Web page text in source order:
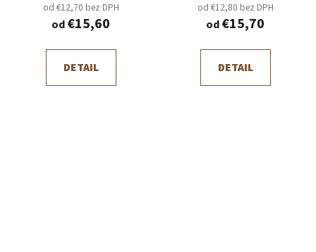
od €12,70 bez DPH
od€15,60
DETAIL
od €12,80 bez DPH
od€15,70
DETAIL